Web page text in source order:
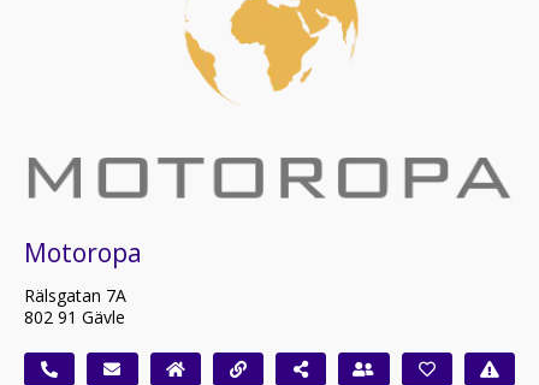
Motoropa
Rälsgatan 7A
802 91 Gävle